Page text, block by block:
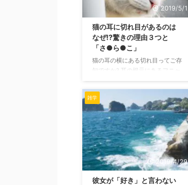
ど以外の動詞の「まく」を漢字で
表すと、「巻く」「捲く」「撒
く」「蒔く」「播く」などが挙げ
られます。 これ以外の「まく」
は古語として使われることがほと
んどです。そして、これらの「ま
く」はおおまかに2種類の意味で
2019/5/1
猫の耳に切れ目があるのは
なぜ⁉驚きの理由３つと
「さ●ら●こ」
猫の耳の横にある切れ目ってご存
知ですか? 耳の根元にあるフニャ
の記事では、 あのフニャフニャ
した切れ目は一体何なのか? ほ
かにも切れ目がある場合、どんな
理由で誰が付けたものなのか?
をご紹介していきます。 猫の知
らなかった魅力にまた1つ気づけ
るかもしれませんね。 猫の耳の
横にある切れ目の正体 猫の両耳
の付け根近くに、切れ目? のよ
うに二重になっている部分ありま
雑学
2019/4/29
彼女が「好き」と言わない